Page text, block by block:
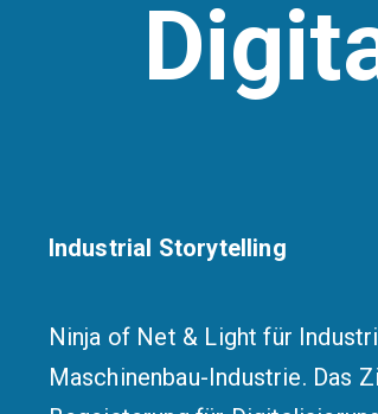
Industrial Storytelling
Ninja of Net & Light für
Maschinenbau-Industrie. Das